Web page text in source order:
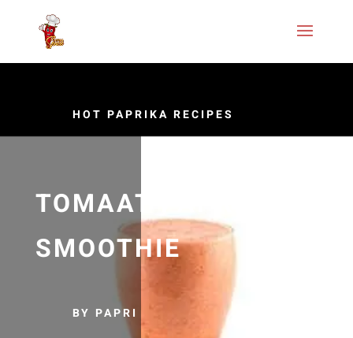
HOT PAPRIKA RECIPES
TOMAAT PAPRIKA
SMOOTHIE
BY PAPRI